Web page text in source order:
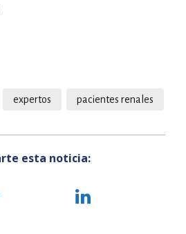
expertos pacientes renales
esta noticia: